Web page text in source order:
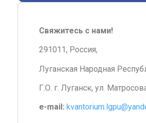
Свяжитесь с нами!
291011, Россия,
Луганская Народная
Г.О. г. Луганск, ул.
e-mail: